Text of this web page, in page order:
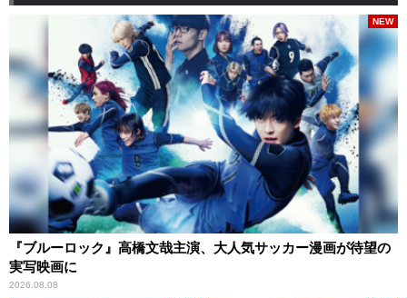
『ブルーロック』高橋文哉主演、大人気サッカー漫画が待望の
実写映画に
2026.08.08
NEW